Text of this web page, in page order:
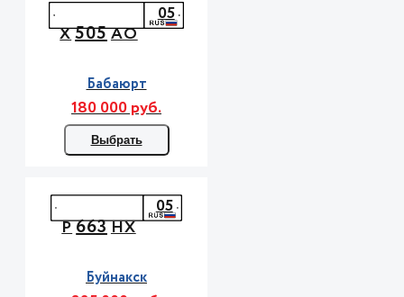
Х505АО
05
Бабаюрт
180 000 руб.
Выбрать
Р663НХ
05
Буйнакск